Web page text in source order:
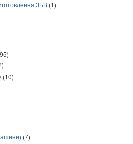
ЗБВ (1)
(10)
(7)